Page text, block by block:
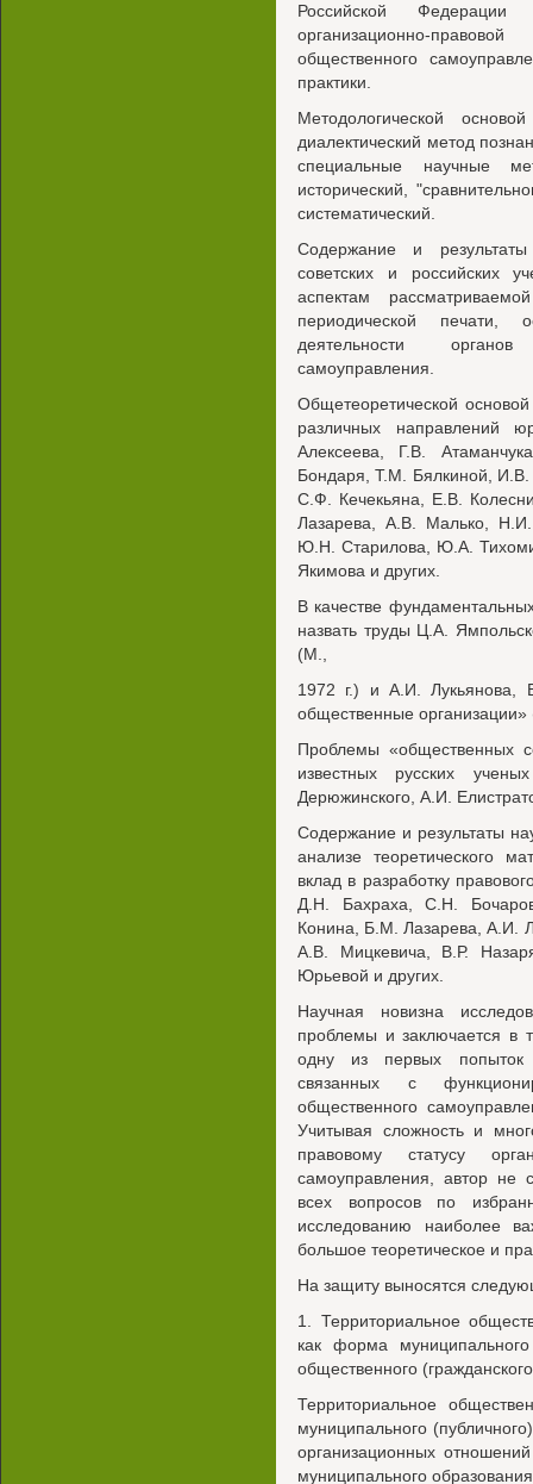
Российской Федерации
организационно-
общественного
практики.
Методологической
диалектический метод
специальные научные
исторический,
систематический.
Содержание и
советских и российских
аспектам
периодической печати,
деятельности органов
самоуправления.
Общетеоретической
различных направлений
Алексеева, Г.В.
Бондаря, Т.М. Бялкиной,
С.Ф. Кечекьяна, Е.В.
Лазарева, A.B. Малько,
Ю.Н. Старилова, Ю.А.
Якимова и других.
В качестве
назвать труды Ц.А.
(М.,
1972 г.) и А.И. Лукьянова,
общественные организации»
Проблемы «общественных
известных русских
Дерюжинского, А.И.
Содержание и результаты
анализе теоретического
вклад в разработку
Д.Н. Бахраха, С.Н.
Конина, Б.М. Лазарева, А.И.
A.B. Мицкевича, В.Р.
Юрьевой и других.
Научная новизна
проблемы и заключается в
одну из первых попыток
связанных с
общественного
Учитывая сложность и
правовому статусу
самоуправления, автор не
всех вопросов по
исследованию наиболее
большое теоретическое и
На защиту выносятся
1. Территориальное
как форма
общественного
Территориальное
муниципального
организационных
муниципального